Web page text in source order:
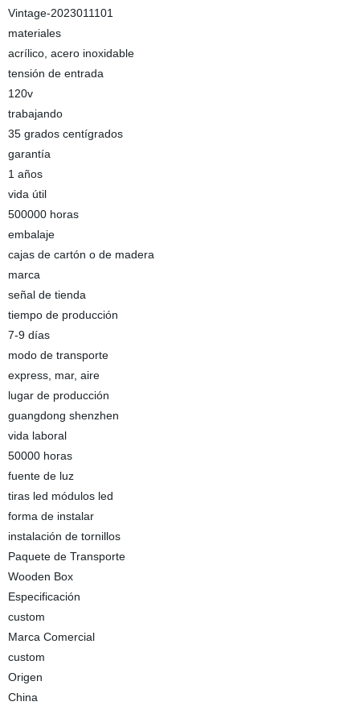
Vintage-2023011101
materiales
acrílico, acero inoxidable
tensión de entrada
120v
trabajando
35 grados centígrados
garantía
1 años
vida útil
500000 horas
embalaje
cajas de cartón o de madera
marca
señal de tienda
tiempo de producción
7-9 días
modo de transporte
express, mar, aire
lugar de producción
guangdong shenzhen
vida laboral
50000 horas
fuente de luz
tiras led módulos led
forma de instalar
instalación de tornillos
Paquete de Transporte
Wooden Box
Especificación
custom
Marca Comercial
custom
Origen
China